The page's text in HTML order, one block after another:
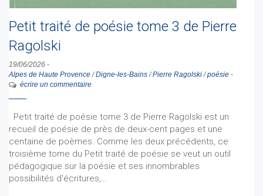
Petit traité de poésie tome 3 de Pierre
Ragolski
19/06/2026 -
Alpes de Haute Provence/Digne-les-Bains/Pierre Ragolski/poésie -
écrire un commentaire
Petit traité de poésie tome 3 de Pierre Ragolski est un
recueil de poésie de près de deux-cent pages et une
centaine de poèmes. Comme les deux précédents, ce
troisième tome du Petit traité de poésie se veut un outil
pédagogique sur la poésie et ses innombrables
possibilités d'écritures,…